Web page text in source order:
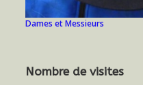
Dames et Messieurs
Nombre de visites